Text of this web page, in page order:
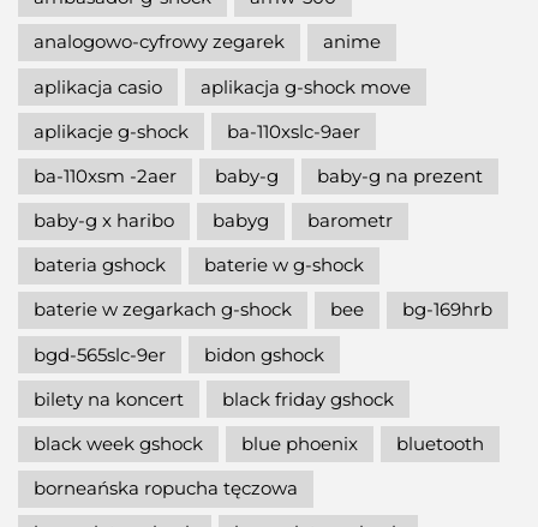
analogowo-cyfrowy zegarek
anime
aplikacja casio
aplikacja g-shock move
aplikacje g-shock
ba-110xslc-9aer
ba-110xsm -2aer
baby-g
baby-g na prezent
baby-g x haribo
babyg
barometr
bateria gshock
baterie w g-shock
baterie w zegarkach g-shock
bee
bg-169hrb
bgd-565slc-9er
bidon gshock
bilety na koncert
black friday gshock
black week gshock
blue phoenix
bluetooth
borneańska ropucha tęczowa